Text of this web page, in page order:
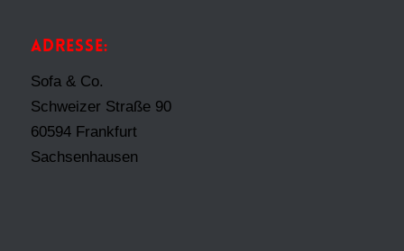
ADRESSE:
Sofa & Co.
Schweizer Straße 90
60594 Frankfurt
Sachsenhausen